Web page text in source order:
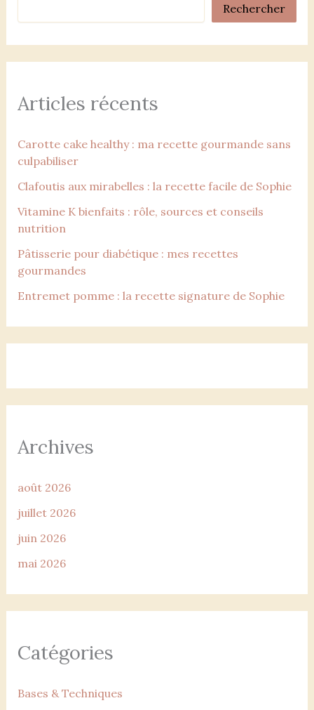
Rechercher
Articles récents
Carotte cake healthy : ma recette gourmande sans
culpabiliser
Clafoutis aux mirabelles : la recette facile de Sophie
Vitamine K bienfaits : rôle, sources et conseils
nutrition
Pâtisserie pour diabétique : mes recettes
gourmandes
Entremet pomme : la recette signature de Sophie
Archives
août 2026
juillet 2026
juin 2026
mai 2026
Catégories
Bases & Techniques